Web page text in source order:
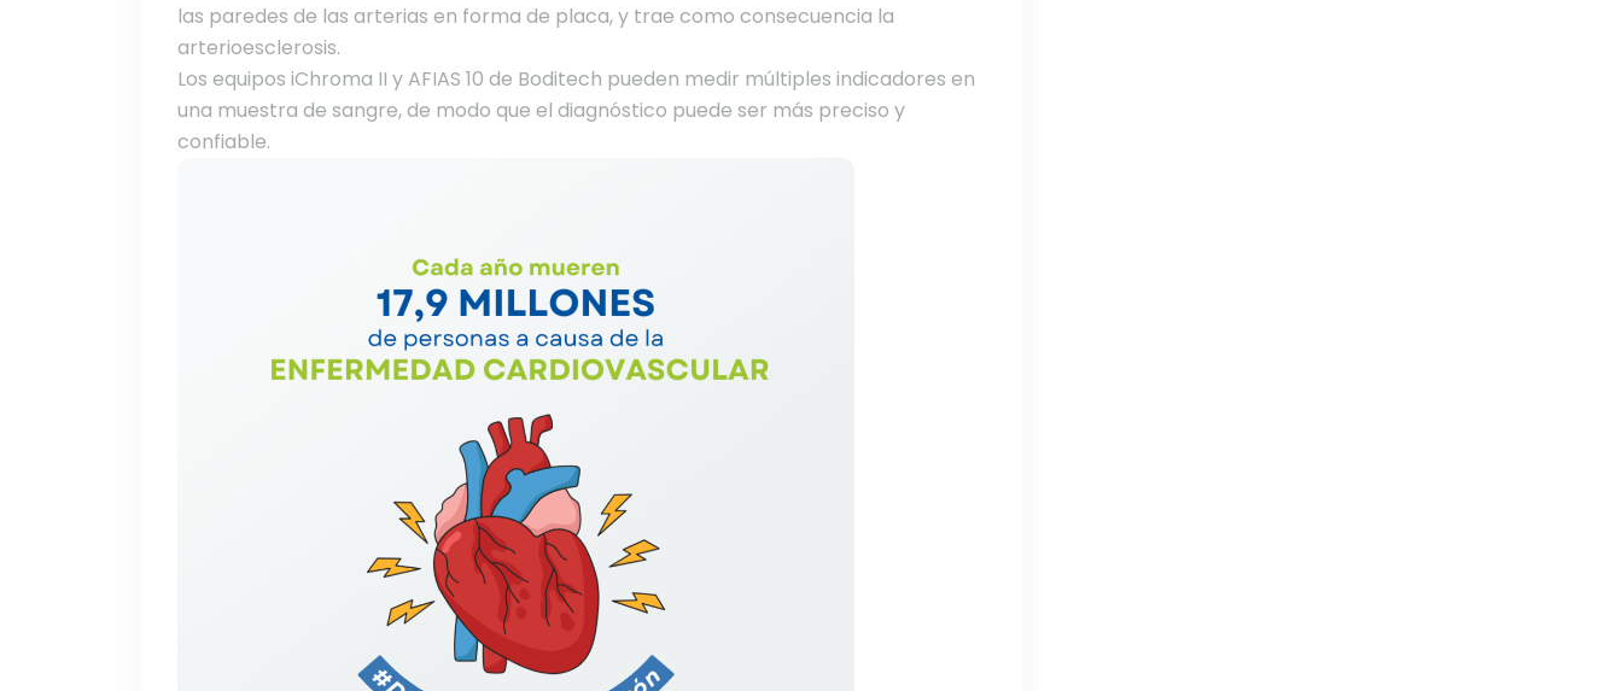
las paredes de las arterias en forma de placa, y trae como consecuencia la
arterioesclerosis.
Los equipos iChroma II y AFIAS 10 de Boditech pueden medir múltiples indicadores en
una muestra de sangre, de modo que el diagnóstico puede ser más preciso y
confiable.